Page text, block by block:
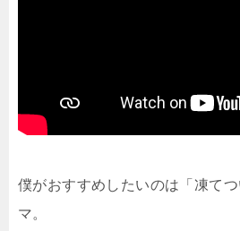
僕がおすすめしたいのは「凍て
マ。